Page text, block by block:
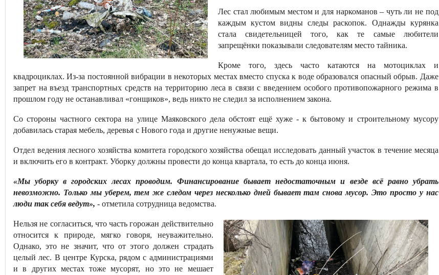
Лес стал любимым местом и для наркоманов – чуть ли не под
каждым кустом видны следы раскопок. Однажды курянка
стала свидетельницей того, как те самые любители
запрещёнки показывали следователям место тайника.
Кроме того, здесь часто катаются на мотоциклах и
квадроциклах. Из-за постоянной вибрации в некоторых местах вместо спуска к воде образовался опасный обрыв. Даже
запрет на въезд транспортных средств на территорию леса в связи с введением особого противопожарного режима в
прошлом году не останавливал «гонщиков», ведь никто не следил за исполнением закона.
Со стороны частного сектора на улице Маяковского дела обстоят ещё хуже - к бытовому и строительному мусору
добавилась старая мебель, деревья с Нового года и другие ненужные вещи.
Отдел ведения лесного хозяйства комитета городского хозяйства обещал исследовать данный участок в течение месяца
и включить его в контракт. Уборку должны провести до конца квартала, то есть до конца июня.
«Мы уборку в городских лесах проводим. Финансирование бывает недостаточным и везде всё равно убрать
невозможно. Только мы уберем, тем же следом через несколько дней бывает там снова мусор. Это просто у нас
люди так себя ведут», - отметила сотрудница ведомства.
Нельзя не согласиться, что часть горожан действительно
относится к природе, мягко говоря, неуважительно.
Однако, это не значит, что от этого должен страдать
целый лес. В центре Курска, рядом с администрациями
и в других местах тоже мусорят, но это не мешает